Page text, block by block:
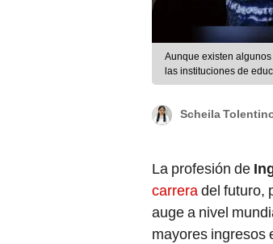
Aunque existen
las instituciones de
República/UNI
Scheila
La profesión de
carreradel futuro,
auge a nivel
mayores ingresos